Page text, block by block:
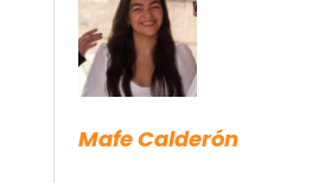
Mafe Calderón